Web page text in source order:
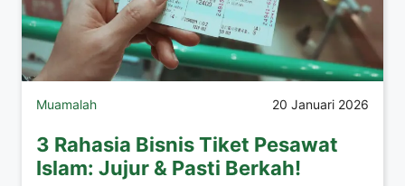
Muamalah 20 Januari 2026
3 Rahasia Bisnis Tiket Pesawat
Islam: Jujur & Pasti Berkah!